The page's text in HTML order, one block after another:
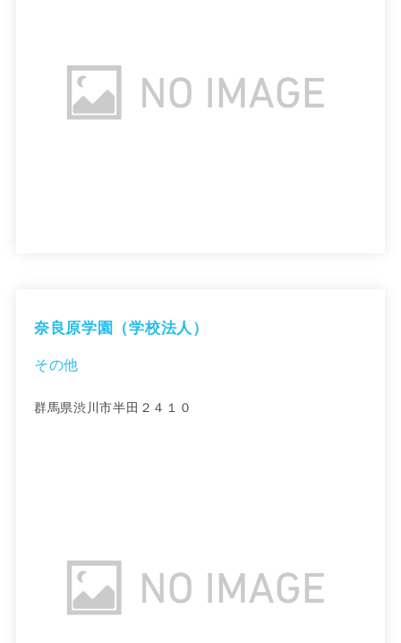
奈良原学園（学校法人）
その他
群馬県渋川市半田２４１０